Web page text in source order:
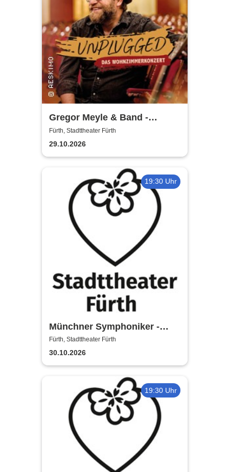
Gregor Meyle & Band -
Unplugged Tour 2026
Fürth, Stadttheater Fürth
29.10.2026
19:30 Uhr
Münchner Symphoniker -
Stadttheater Fürth
Fürth, Stadttheater Fürth
30.10.2026
19:30 Uhr